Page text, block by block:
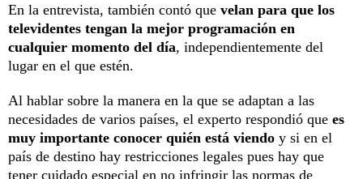
En la entrevista, también contó que velan para que los
televidentes tengan la mejor programación en
cualquier momento del día, independientemente del
lugar en el que estén.
Al hablar sobre la manera en la que se adaptan a las
necesidades de varios países, el experto respondió que es
muy importante conocer quién está viendo y si en el
país de destino hay restricciones legales pues hay que
tener cuidado especial en no infringir las normas de